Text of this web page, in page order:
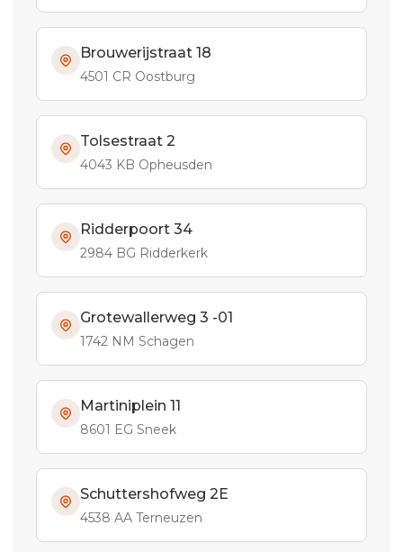
Brouwerijstraat 18
4501 CR Oostburg
Tolsestraat 2
4043 KB Opheusden
Ridderpoort 34
2984 BG Ridderkerk
Grotewallerweg 3 -01
1742 NM Schagen
Martiniplein 11
8601 EG Sneek
Schuttershofweg 2E
4538 AA Terneuzen